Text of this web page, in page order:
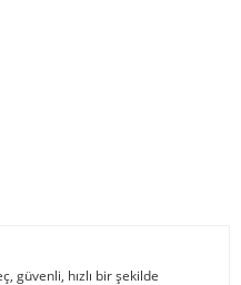
güvenli, hızlı bir şekilde